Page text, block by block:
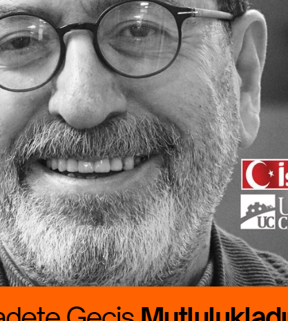
boyumuzu
çıkarmak için